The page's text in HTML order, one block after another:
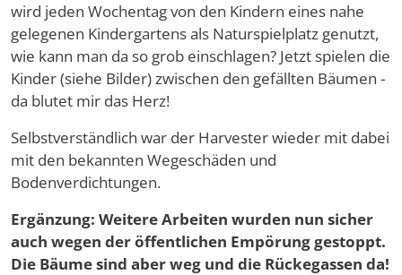
wird jeden Wochentag von den Kindern eines nahe
gelegenen Kindergartens als Naturspielplatz genutzt,
wie kann man da so grob einschlagen? Jetzt spielen die
Kinder (siehe Bilder) zwischen den gefällten Bäumen -
da blutet mir das Herz!
Selbstverständlich war der Harvester wieder mit dabei
mit den bekannten Wegeschäden und
Bodenverdichtungen.
Ergänzung: Weitere Arbeiten wurden nun sicher
auch wegen der öffentlichen Empörung gestoppt.
Die Bäume sind aber weg und die Rückegassen da!